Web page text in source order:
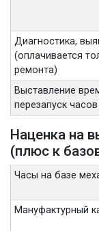
Диагностика,
(оплачивается
ремонта)
Выставление
перезапуск
Наценка на
(плюс к
Часы на базе
Мануфактурный